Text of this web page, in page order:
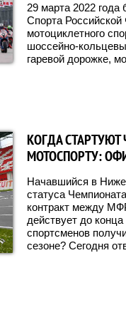
29 марта 2022
Спорта
мотоциклетного
шоссейно-
гаревой дорожке,
КОГДА
МОТОСПОРТУ:
Начавшийся в
статуса
контракт между
действует до
спортсменов
сезоне? Сегодня